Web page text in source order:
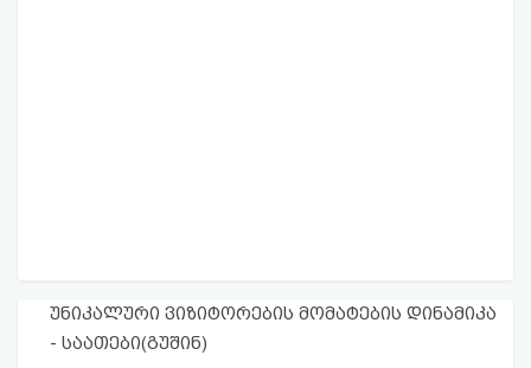
უნიკალური ვიზიტორების მომატების დინამიკა
- საათები(გუშინ)